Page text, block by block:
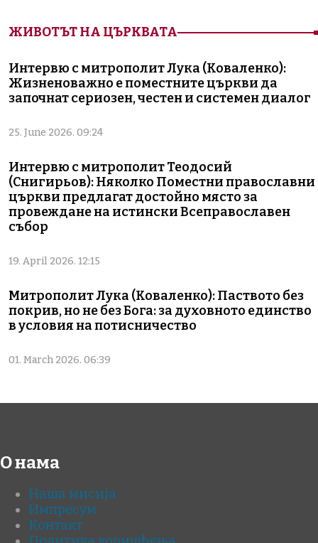
ЖИВОТЪТ НА ЦЪРКВАТА
Интервю с митрополит Лука (Коваленко):
Жизненоважно е поместните църкви да
започнат сериозен, честен и системен диалог
25. June 2026. 09:24
Интервю с митрополит Теодосий
(Снигирьов): Няколко Поместни православни
църкви предлагат достойно място за
провеждане на истински Всеправославен
събор
19. April 2026. 12:15
Митрополит Лука (Коваленко): Паството без
покрив, но не без Бога: за духовното единство
в условия на потисничество
01. March 2026. 06:39
О нама
Наша мисија
Импресум
Контакт